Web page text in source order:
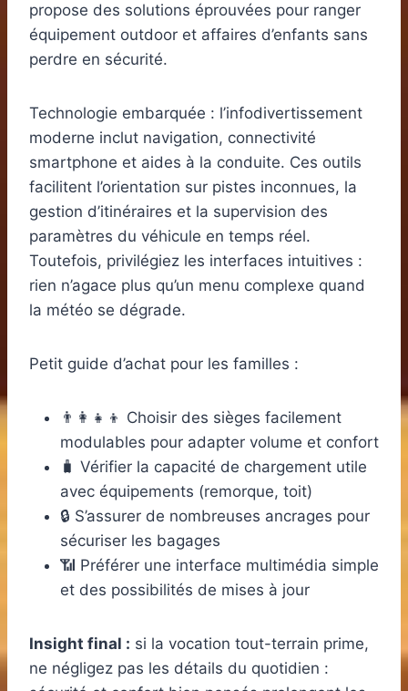
propose des solutions éprouvées pour ranger
équipement outdoor et affaires d’enfants sans
perdre en sécurité.
Technologie embarquée : l’infodivertissement
moderne inclut navigation, connectivité
smartphone et aides à la conduite. Ces outils
facilitent l’orientation sur pistes inconnues, la
gestion d’itinéraires et la supervision des
paramètres du véhicule en temps réel.
Toutefois, privilégiez les interfaces intuitives :
rien n’agace plus qu’un menu complexe quand
la météo se dégrade.
Petit guide d’achat pour les familles :
👨‍👩‍👧‍👦 Choisir des sièges facilement
modulables pour adapter volume et confort
🧳 Vérifier la capacité de chargement utile
avec équipements (remorque, toit)
🔒 S’assurer de nombreuses ancrages pour
sécuriser les bagages
📶 Préférer une interface multimédia simple
et des possibilités de mises à jour
Insight final : si la vocation tout-terrain prime,
ne négligez pas les détails du quotidien :